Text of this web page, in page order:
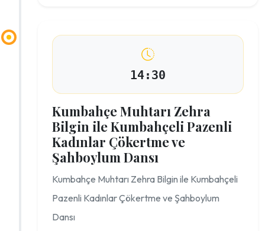
14:30
Kumbahçe Muhtarı Zehra
Bilgin ile Kumbahçeli Pazenli
Kadınlar Çökertme ve
Şahboylum Dansı
Kumbahçe Muhtarı Zehra Bilgin ile Kumbahçeli
Pazenli Kadınlar Çökertme ve Şahboylum
Dansı